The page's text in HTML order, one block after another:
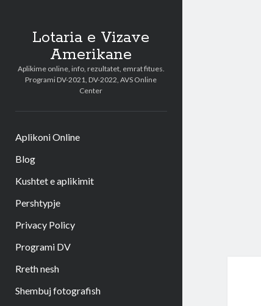
Lotaria e Vizave
Amerikane
Aplikime online, info, rezultatet, emrat fitues.
Programi DV-2021, DV-2022, AVS Online
Center
Aplikoni Online
Blog
Kushtet e aplikimit
Pershtypje
Privacy Policy
Programi DV
Rreth nesh
Shembuj fotografish